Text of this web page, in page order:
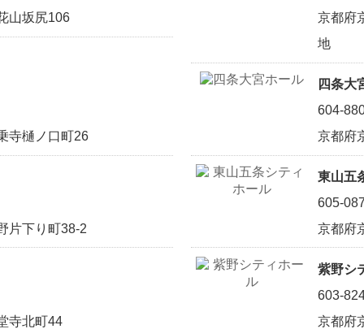
山坂尻106
京都府
地
寺樋ノ口町26
四条大
604-
京都府
片下り町38-2
東山五
605-
京都府
寺北町44
紫野シ
603-
京都府